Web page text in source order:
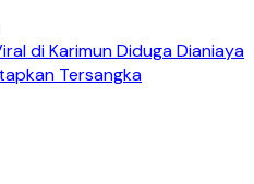
di Karimun Diduga Dianiaya
Tersangka